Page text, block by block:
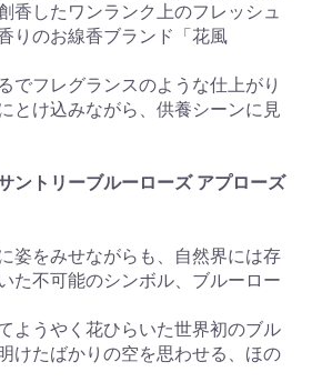
香したワンランク上のフレッシュ
りのお線香ブランド「花風
でフレグランスのような仕上がり
とけ込みながら、供養シーンに見
ントリーブルーローズ アプローズ
姿をみせながらも、自然界には存
た不可能のシンボル、ブルーロー
ようやく花ひらいた世界初のブル
けたばかりの空を思わせる、ほの